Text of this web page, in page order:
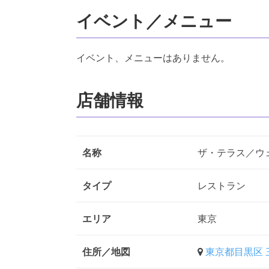
イベント／メニュー
イベント、メニューはありません。
店舗情報
名称 ザ・テラス／ウ
タイプ レストラン
エリア 東京
住所／地図 東京都目黒区